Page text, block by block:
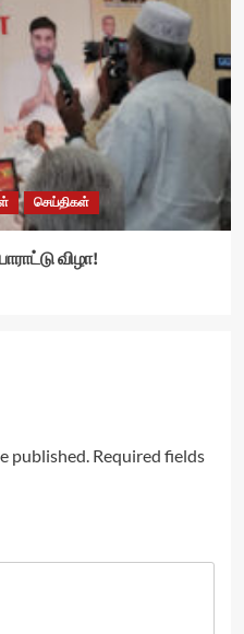
செய்திகள்
விழா!
published. Required fields